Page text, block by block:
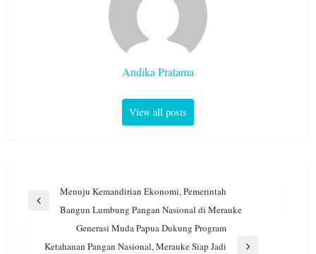
Andika Pratama
View all posts
Navigasi
Previous
Menuju Kemandirian Ekonomi, Pemerintah
Bangun Lumbung Pangan Nasional di Merauke
Generasi Muda Papua Dukung Program
Ketahanan Pangan Nasional, Merauke Siap Jadi